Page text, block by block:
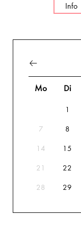
Info
Mo Di
1
7 8
14 15
21 22
28 29